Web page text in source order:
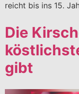
reicht bis ins 15.
Die
gibt